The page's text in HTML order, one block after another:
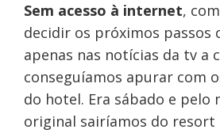
Sem acesso à internet,
decidir os próximos passos
apenas nas notícias da tv a
conseguíamos apurar com
do hotel. Era sábado e pelo
original sairíamos do resort